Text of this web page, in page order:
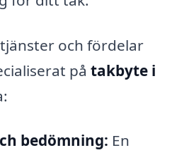
och fördelar
på takbyte i
bedömning: En